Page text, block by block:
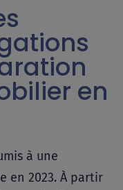
en
à une
en 2023. À partir